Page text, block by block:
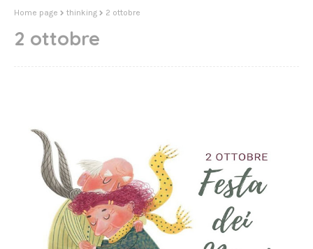
Home page thinking 2 ottobre
2 ottobre